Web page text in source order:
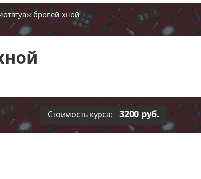
бровей хной
Стоимость курса: 3200 руб.